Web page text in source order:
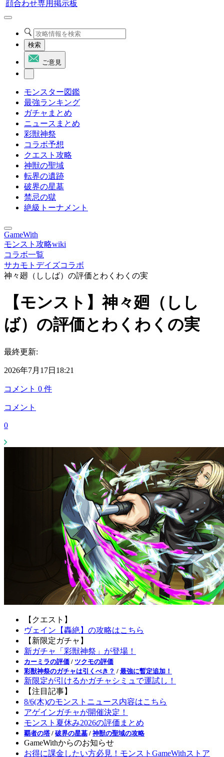
顔合わせ専用掲示板
検索
ご意見
モンスター図鑑
最強ランキング
ガチャまとめ
ニュースまとめ
彩獣神祭
コラボ予想
クエスト攻略
神獣の聖域
転界の遺跡
破界の星墓
禁忌の獄
絶級トーナメント
GameWith
モンスト攻略wiki
コラボ一覧
サカモトデイズコラボ
神々廻（ししば）の評価とわくわくの実
【モンスト】神々廻（しし
ば）の評価とわくわくの実
最終更新:
2026年7月17日18:21
コメント 0 件
コメント
0
【クエスト】
ヴェイン【轟絶】の攻略はこちら
【新限定ガチャ】
新ガチャ「彩獣神祭」が登場！
カーミラの評価 / ツクモの評価
彩獣神祭のガチャは引くべき？ / 最強に暫定追加！
新限定が引けるかガチャシミュで運試し！
【注目記事】
8/6(木)のモンストニュース内容はこちら
アゲインガチャが開催決定！
モンスト夏休み2026の評価まとめ
覇者の塔 / 破界の星墓 / 神獣の聖域の攻略
GameWithからのお知らせ
お得に課金したい方必見！モンストGameWithストア